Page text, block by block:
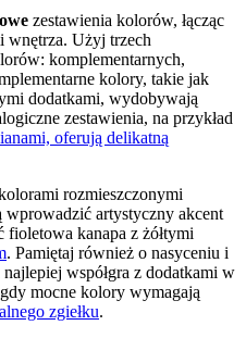
zestawienia kolorów, łącząc
wnętrza. Użyj trzech
komplementarnych,
kolory, takie jak
dodatkami, wydobywają
zestawienia, na przykład
oferują delikatną
rozmieszczonymi
artystyczny akcent
fioletowa kanapa z żółtymi
. Pamiętaj również o nasyceniu i
współgra z dodatkami w
mocne kolory wymagają
zgiełku.